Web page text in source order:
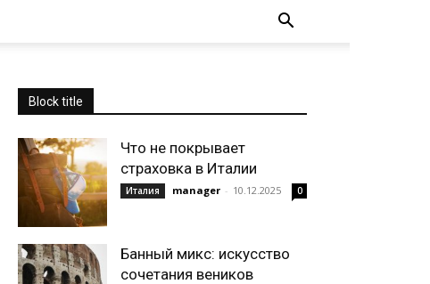
Block title
Что не покрывает
страховка в Италии
Италия manager - 10.12.2025 0
Банный микс: искусство
сочетания веников